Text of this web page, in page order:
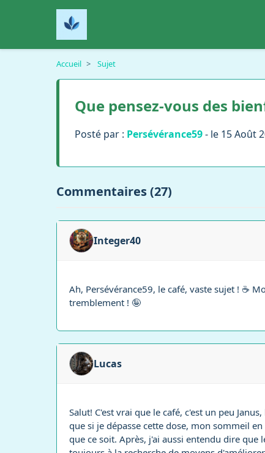
Accueil > Sujet
Que pensez-vous des
Posté par : Persévérance59- le 15 Août
Commentaires (27)
Integer40
Ah, Persévérance59, le café, vaste sujet ! ☕
tremblement ! 🤪
Lucas
Salut! C'est vrai que le café, c'est un peu
que si je dépasse cette dose, mon sommeil
que ce soit. Après, j'ai aussi entendu dire